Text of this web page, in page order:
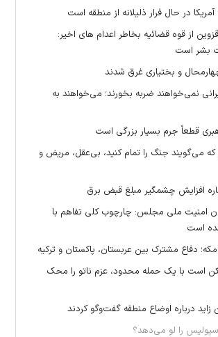
در حال فرار ذلیلانه از منطقه است
از قوه قضائیه بخاطر اعدام های اخیر:
بشر است
نمی‌خواهند ضربه بخورند؛ می‌خواهند به
قطعاً جرم بسیار بزرگی است
که می‌گویند جنگ را تمام کنید، بی‌عقل، مریض و
افزایش چشمگیر مبلغ قبض برق
امنیت ملی مجلس: چارچوب کلی تفاهم با
است
دفاع مشترک بین عربستان، پاکستان و ترکیه
است با یک حمله محدود، عزم ناتو را محک
درباره اوضاع منطقه گفت‌وگو کردند
را لو می‌دهد؟